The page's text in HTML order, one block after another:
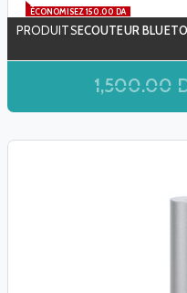
ÉCONOMISEZ 150.00 DA
ECOUTEUR
1,500.00